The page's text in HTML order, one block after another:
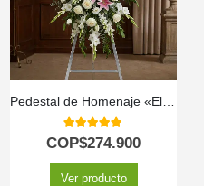
Pedestal de Homenaje «El Legado de Josafat»: Tributo Digno y Solemne 🕊️
5.00out of 5
COP$274.900
Ver producto